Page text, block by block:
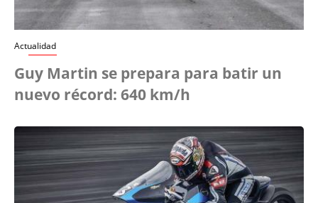
Actualidad
Guy Martin se prepara para batir un
nuevo récord: 640 km/h